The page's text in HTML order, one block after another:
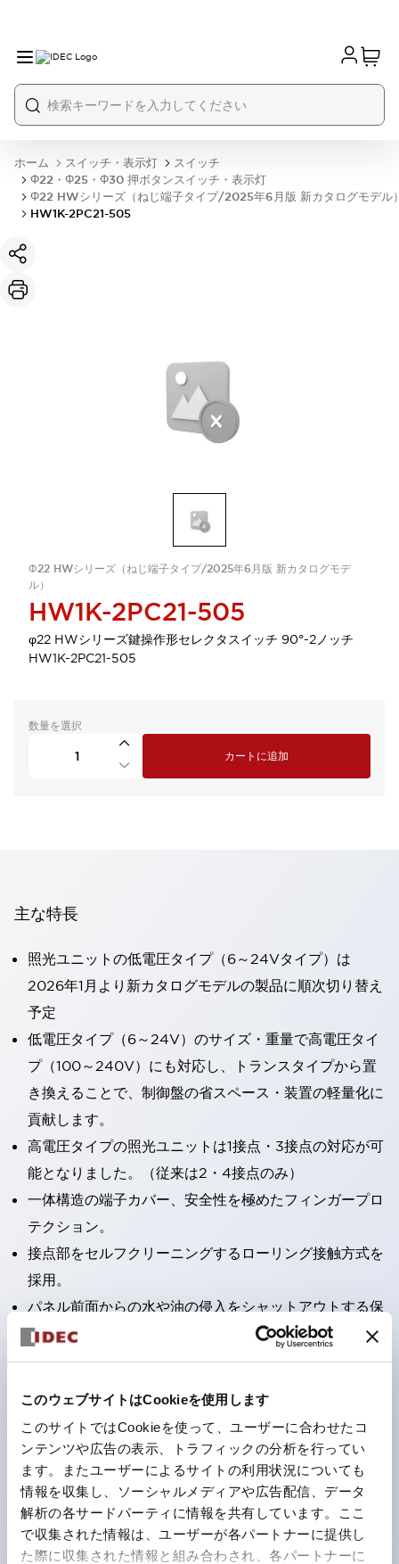
このウェブサイトはCookieを使用します
このサイトではCookieを使って、ユーザーに合わせたコ
ンテンツや広告の表示、トラフィックの分析を行ってい
ます。またユーザーによるサイトの利用状況についても
情報を収集し、ソーシャルメディアや広告配信、データ
解析の各サードパーティに情報を共有しています。ここ
で収集された情報は、ユーザーが各パートナーに提供し
た際に収集された情報と組み合わされ、各パートナーに
ホーム スイッチ・表示灯
スイッチ
Φ22・Φ25・Φ30 押ボタンスイッチ・表示灯
Φ22 HWシリーズ（ねじ端子タイプ/2025年6月版 新カタログモデル
HW1K-2PC21-505
Φ22 HWシリーズ（ねじ端子タイプ/2025年6月版 新カタログモデ
ル）
HW1K-2PC21-505
φ22 HWシリーズ鍵操作形セレクタスイッチ 90°-2ノッチ
HW1K-2PC21-505
数量を選択
カートに追加
主な特長
照光ユニットの低電圧タイプ（6～24Vタイプ）は
2026年1月より新カタログモデルの製品に順次切り替え
予定
低電圧タイプ（6～24V）のサイズ・重量で高電圧タイ
プ（100～240V）にも対応し、トランスタイプから置
き換えることで、制御盤の省スペース・装置の軽量化に
貢献します。
高電圧タイプの照光ユニットは1接点・3接点の対応が可
能となりました。（従来は2・4接点のみ）
一体構造の端子カバー、安全性を極めたフィンガープロ
テクション。
接点部をセルフクリーニングするローリング接触方式を
採用。
パネル前面からの水や油の侵入をシャットアウトする保
護構造：IP65。（ただし2点押ボタンスイッチは
IP40）
チも完備。
ワールドワイドなニーズに対応する各種電圧を完備。
1つで6色の役をこなすLED球（LSRD球）。これまで色
ごとに分かれていたLED球を、1色のLED球で各色を表
現できるようにしました。